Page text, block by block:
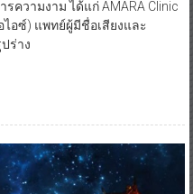
ความงาม ได้แก่ AMARA Clinic
อซ์) แพทย์ผู้มีชื่อเสียงและ
ร่าง